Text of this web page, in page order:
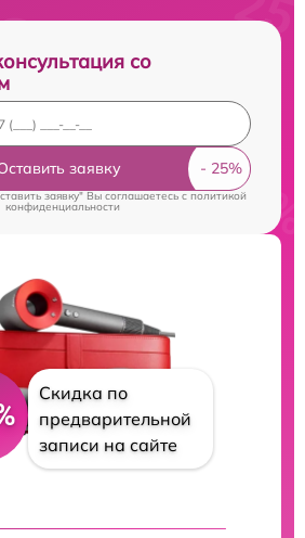
со
заявку
заявку" Вы соглашаетесь cполитикой
конфиденциальности
Скидка по
предварительной
записи на сайте